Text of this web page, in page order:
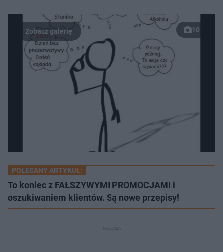
10
POLECANY ARTYKUŁ:
To koniec z FAŁSZYWYMI PROMOCJAMI i
oszukiwaniem klientów. Są nowe przepisy!